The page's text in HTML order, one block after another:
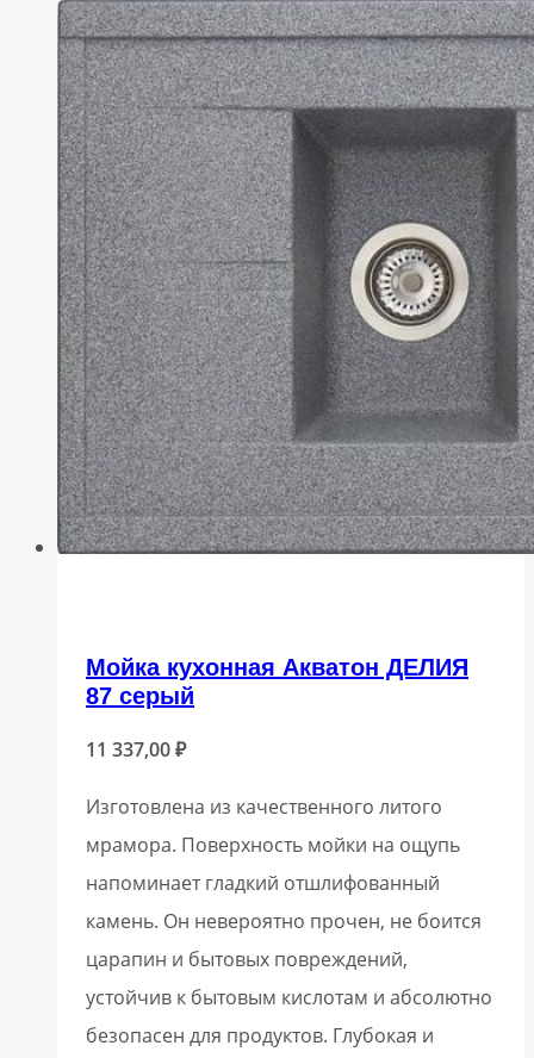
Мойка кухонная Акватон ДЕЛИЯ
87 серый
11 337,00₽
Изготовлена из качественного литого
мрамора. Поверхность мойки на ощупь
напоминает гладкий отшлифованный
камень. Он невероятно прочен, не боится
царапин и бытовых повреждений,
устойчив к бытовым кислотам и абсолютно
безопасен для продуктов. Глубокая и